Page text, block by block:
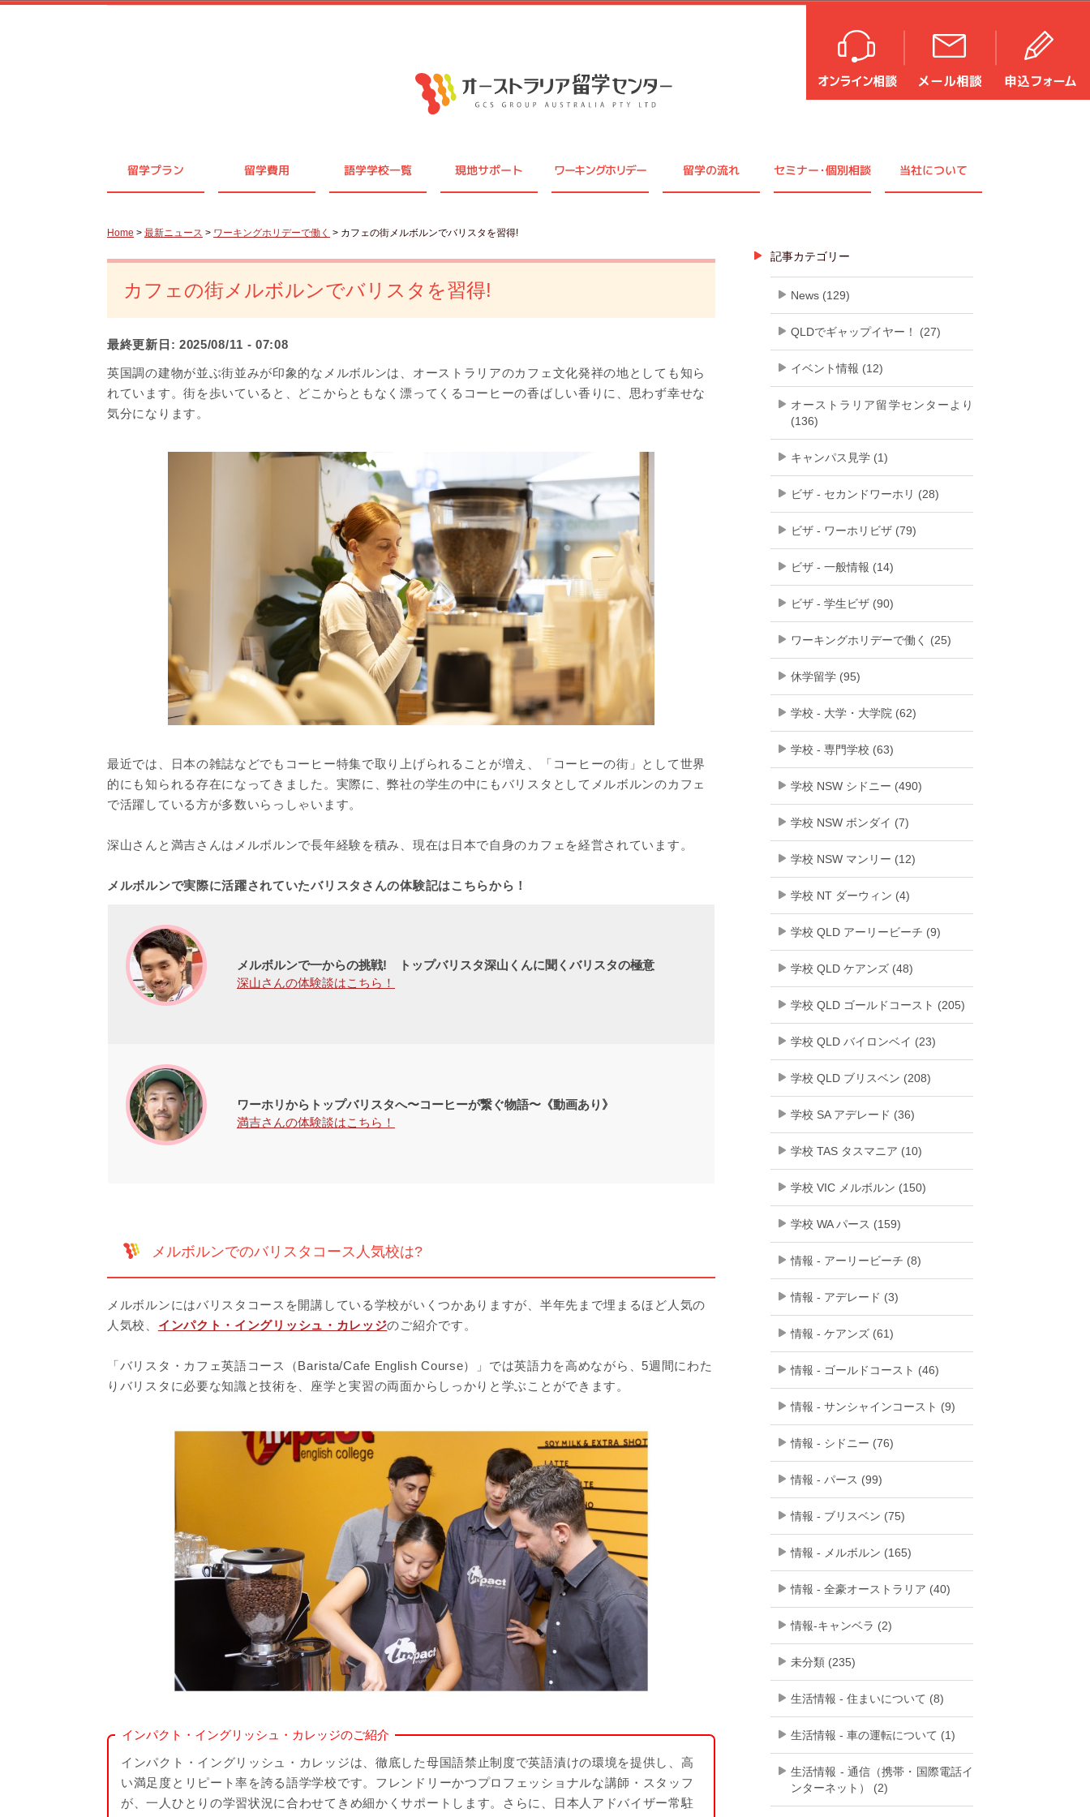
留学プラン 留学費用 語学学校一覧 現地サポート ワーキングホリデー 留学の流れ セミナー・個別相談 当社について
Home > 最新ニュース > ワーキングホリデーで働く > カフェの街メルボルンでバリスタを習得!
カフェの街メルボルンでバリスタを習得!
最終更新日: 2025/08/11 - 07:08
英国調の建物が並ぶ街並みが印象的なメルボルンは、オーストラリアのカフェ文化発祥の地としても知ら
れています。街を歩いていると、どこからともなく漂ってくるコーヒーの香ばしい香りに、思わず幸せな
気分になります。
最近では、日本の雑誌などでもコーヒー特集で取り上げられることが増え、「コーヒーの街」として世界
的にも知られる存在になってきました。実際に、弊社の学生の中にもバリスタとしてメルボルンのカフェ
で活躍している方が多数いらっしゃいます。
深山さんと満吉さんはメルボルンで長年経験を積み、現在は日本で自身のカフェを経営されています。
メルボルンで実際に活躍されていたバリスタさんの体験記はこちらから！
メルボルンで一からの挑戦! トップバリスタ深山くんに聞くバリスタの極意
深山さんの体験談はこちら！
ワーホリからトップバリスタへ〜コーヒーが繋ぐ物語〜《動画あり》
満吉さんの体験談はこちら！
メルボルンでのバリスタコース人気校は?
メルボルンにはバリスタコースを開講している学校がいくつかありますが、半年先まで埋まるほど人気の
人気校、 インパクト・イングリッシュ・カレッジのご紹介です。
「バリスタ・カフェ英語コース（Barista/Cafe English Course）」では英語力を高めながら、5週間にわた
りバリスタに必要な知識と技術を、座学と実習の両面からしっかりと学ぶことができます。
インパクト・イングリッシュ・カレッジのご紹介
インパクト・イングリッシュ・カレッジは、徹底した母国語禁止制度で英語漬けの環境を提供し、高
い満足度とリピート率を誇る語学学校です。フレンドリーかつプロフェッショナルな講師・スタッフ
が、一人ひとりの学習状況に合わせてきめ細かくサポートします。さらに、日本人アドバイザー常駐
記事カテゴリー
News (129)
QLDでギャップイヤー！ (27)
イベント情報 (12)
オーストラリア留学センターより
(136)
キャンパス見学 (1)
ビザ - セカンドワーホリ (28)
ビザ - ワーホリビザ (79)
ビザ - 一般情報 (14)
ビザ - 学生ビザ (90)
ワーキングホリデーで働く (25)
休学留学 (95)
学校 - 大学・大学院 (62)
学校 - 専門学校 (63)
学校 NSW シドニー (490)
学校 NSW ボンダイ (7)
学校 NSW マンリー (12)
学校 NT ダーウィン (4)
学校 QLD アーリービーチ (9)
学校 QLD ケアンズ (48)
学校 QLD ゴールドコースト (205)
学校 QLD バイロンベイ (23)
学校 QLD ブリスベン (208)
学校 SA アデレード (36)
学校 TAS タスマニア (10)
学校 VIC メルボルン (150)
学校 WA パース (159)
情報 - アーリービーチ (8)
情報 - アデレード (3)
情報 - ケアンズ (61)
情報 - ゴールドコースト (46)
情報 - サンシャインコースト (9)
情報 - シドニー (76)
情報 - パース (99)
情報 - ブリスベン (75)
情報 - メルボルン (165)
情報 - 全豪オーストラリア (40)
情報-キャンベラ (2)
未分類 (235)
生活情報 - 住まいについて (8)
生活情報 - 車の運転について (1)
生活情報 - 通信（携帯・国際電話イ
ンターネット） (2)